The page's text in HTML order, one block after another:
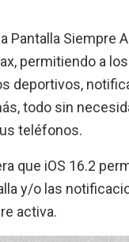
Pantalla Siempre
permitiendo a
deportivos,
todo sin
teléfonos.
que iOS 16.2
y/o las
activa.